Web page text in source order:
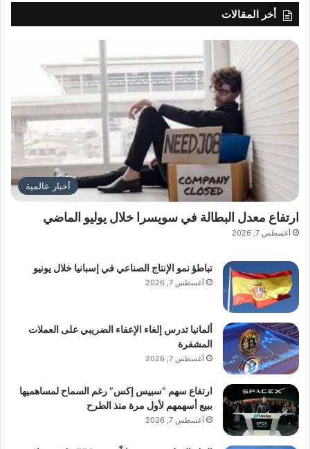
أخر المقالات
أخبار عالمية
ارتفاع معدل البطالة في سويسرا خلال يوليو الماضي
أغسطس 7, 2026
تباطؤ نمو الإنتاج الصناعي في إسبانيا خلال يونيو
أغسطس 7, 2026
ألمانيا تدرس إلغاء الإعفاء الضريبي على العملات
المشفرة
أغسطس 7, 2026
ارتفاع سهم “سبيس إكس” رغم السماح لمساهميها
ببيع أسهمهم لأول مرة منذ الطرح
أغسطس 7, 2026